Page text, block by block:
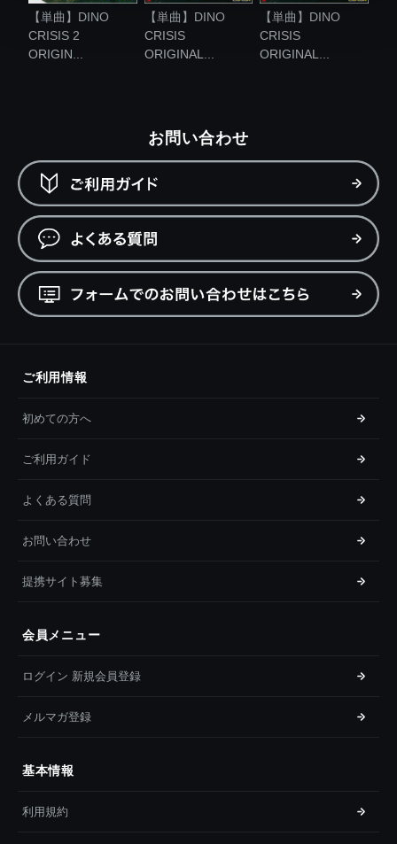
【単曲】DINO
CRISIS 2
ORIGIN...
【単曲】DINO
CRISIS
ORIGINAL...
【単曲】DINO
CRISIS
ORIGINAL...
お問い合わせ
ご利用情報
初めての方へ
ご利用ガイド
よくある質問
お問い合わせ
提携サイト募集
会員メニュー
ログイン 新規会員登録
メルマガ登録
基本情報
利用規約